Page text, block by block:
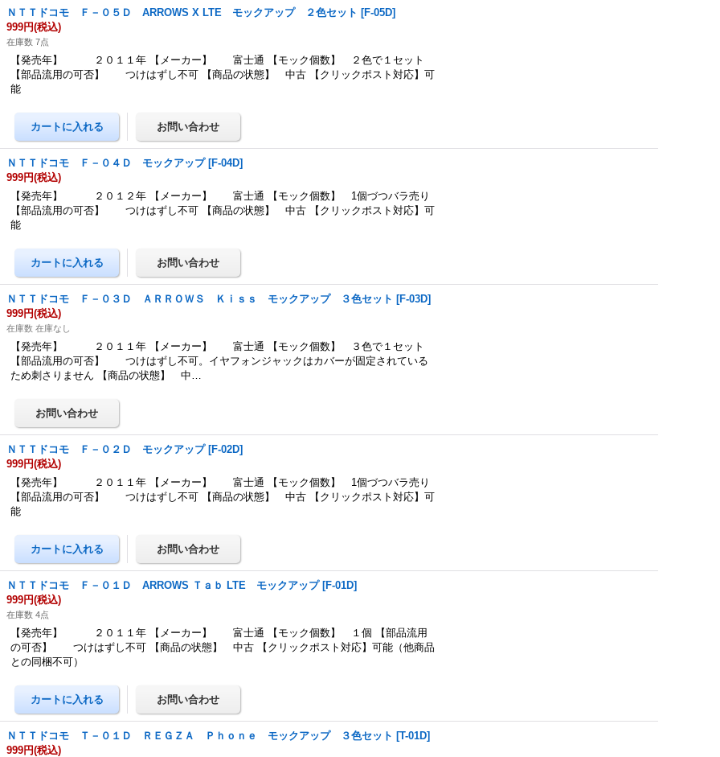
ＮＴＴドコモ Ｆ－０５Ｄ ARROWS X LTE モックアップ ２色セット [F-05D]
999円(税込)
在庫数 7点
【発売年】 ２０１１年 【メーカー】 富士通 【モック個数】 ２色で１セット
【部品流用の可否】 つけはずし不可 【商品の状態】 中古 【クリックポスト対応】可
能
ＮＴＴドコモ Ｆ－０４Ｄ モックアップ [F-04D]
999円(税込)
【発売年】 ２０１２年 【メーカー】 富士通 【モック個数】 1個づつバラ売り
【部品流用の可否】 つけはずし不可 【商品の状態】 中古 【クリックポスト対応】可
能
ＮＴＴドコモ Ｆ－０３Ｄ ＡＲＲＯＷＳ Ｋｉｓｓ モックアップ ３色セット [F-03D]
999円(税込)
在庫数 在庫なし
【発売年】 ２０１１年 【メーカー】 富士通 【モック個数】 ３色で１セット
【部品流用の可否】 つけはずし不可。イヤフォンジャックはカバーが固定されている
ため刺さりません 【商品の状態】 中…
ＮＴＴドコモ Ｆ－０２Ｄ モックアップ [F-02D]
999円(税込)
【発売年】 ２０１１年 【メーカー】 富士通 【モック個数】 1個づつバラ売り
【部品流用の可否】 つけはずし不可 【商品の状態】 中古 【クリックポスト対応】可
能
ＮＴＴドコモ Ｆ－０１Ｄ ARROWS Ｔａｂ LTE モックアップ [F-01D]
999円(税込)
在庫数 4点
【発売年】 ２０１１年 【メーカー】 富士通 【モック個数】 １個 【部品流用
の可否】 つけはずし不可 【商品の状態】 中古 【クリックポスト対応】可能（他商品
との同梱不可）
ＮＴＴドコモ Ｔ－０１Ｄ ＲＥＧＺＡ Ｐｈｏｎｅ モックアップ ３色セット [T-01D]
999円(税込)